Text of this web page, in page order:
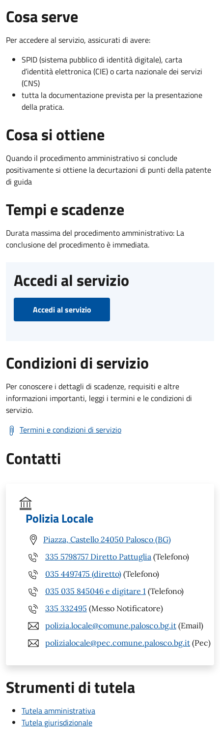
Cosa serve
Per accedere al servizio, assicurati di avere:
SPID (sistema pubblico di identità digitale), carta
d’identità elettronica (CIE) o carta nazionale dei servizi
(CNS)
tutta la documentazione prevista per la presentazione
della pratica.
Cosa si ottiene
Quando il procedimento amministrativo si conclude
positivamente si ottiene la decurtazioni di punti della patente
di guida
Tempi e scadenze
Durata massima del procedimento amministrativo: La
conclusione del procedimento è immediata.
Accedi al servizio
Accedi al servizio
Condizioni di servizio
Per conoscere i dettagli di scadenze, requisiti e altre
informazioni importanti, leggi i termini e le condizioni di
servizio.
Termini e condizioni di servizio
Contatti
Polizia Locale
Piazza, Castello 24050 Palosco (BG)
335 5798757 Diretto Pattuglia (Telefono)
035 4497475 (diretto) (Telefono)
035 035 845046 e digitare 1 (Telefono)
335 332495 (Messo Notificatore)
polizia.locale@comune.palosco.bg.it (Email)
polizialocale@pec.comune.palosco.bg.it (Pec)
Strumenti di tutela
Tutela amministrativa
Tutela giurisdizionale